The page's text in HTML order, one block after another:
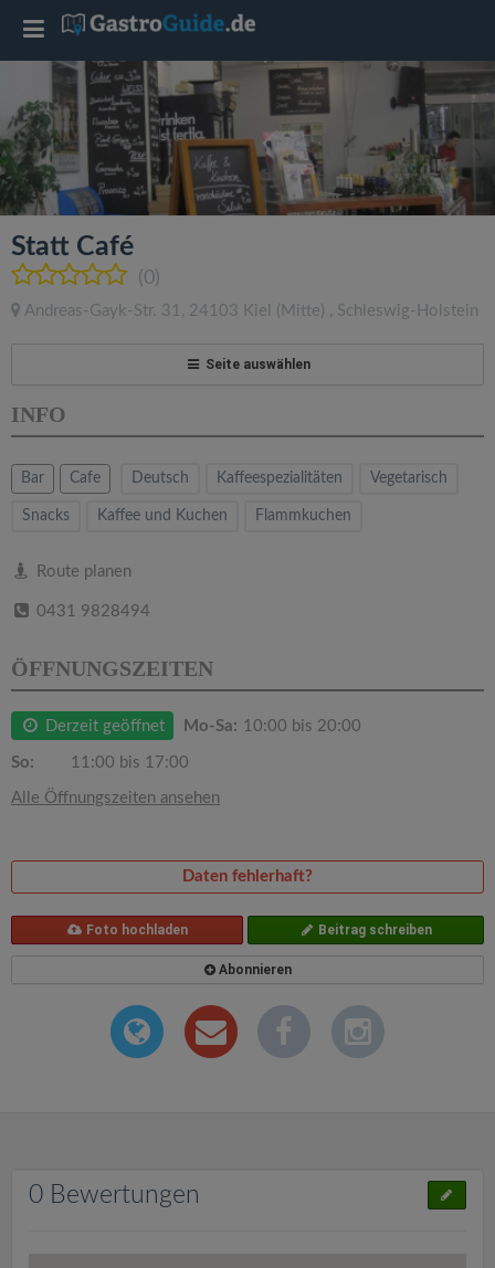
Statt Café
(0)
Andreas-Gayk-Str. 31 , 24103 Kiel (Mitte) , Schleswig-Holstein
Seite auswählen
INFO
Bar Cafe Deutsch Kaffeespezialitäten Vegetarisch
Snacks Kaffee und Kuchen Flammkuchen
Route planen
0431 9828494
ÖFFNUNGSZEITEN
Derzeit geöffnet Mo-Sa: 10:00 bis 20:00
So: 11:00 bis 17:00
Alle Öffnungszeiten ansehen
Daten fehlerhaft?
Foto hochladen Beitrag schreiben
Abonnieren
0 Bewertungen
T
g
g
l
e
a
v
g
a
t
i